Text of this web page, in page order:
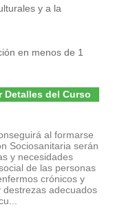
y a la
en menos de 1
Detalles del Curso
al formarse
Sociosanitaria serán
y necesidades
de las personas
crónicos y
destrezas adecuados